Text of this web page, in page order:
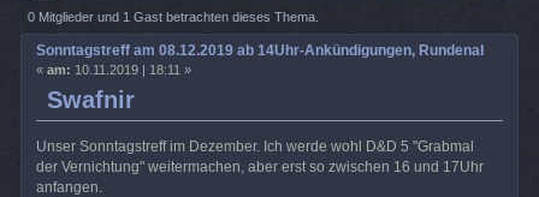
14Uhr-Ankündigungen, Rundenabsprache usw. (Gelesen 3016 mal)
0 Mitglieder und 1 Gast betrachten dieses Thema.
Swafnir
Sonntagstreff am 08.12.2019 ab 14Uhr-Ankündigungen,
« am: 10.11.2019 | 18:11 »
Unser Sonntagstreff im Dezember. Ich werde wohl D&D 5 "Grabmal
der Vernichtung" weitermachen, aber erst so zwischen 16 und 17Uhr
anfangen.